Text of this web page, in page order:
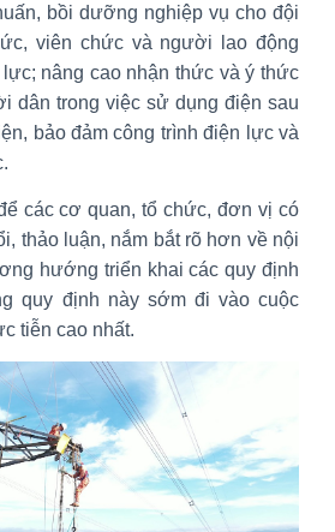
bồi dưỡng nghiệp vụ cho đội
viên chức và người lao động
lực; nâng cao nhận thức và ý thức
dân trong việc sử dụng điện sau
bảo đảm công trình điện lực và
các cơ quan, tổ chức, đơn vị có
thảo luận, nắm bắt rõ hơn về nội
hướng triển khai các quy định
quy định này sớm đi vào cuộc
tiễn cao nhất.